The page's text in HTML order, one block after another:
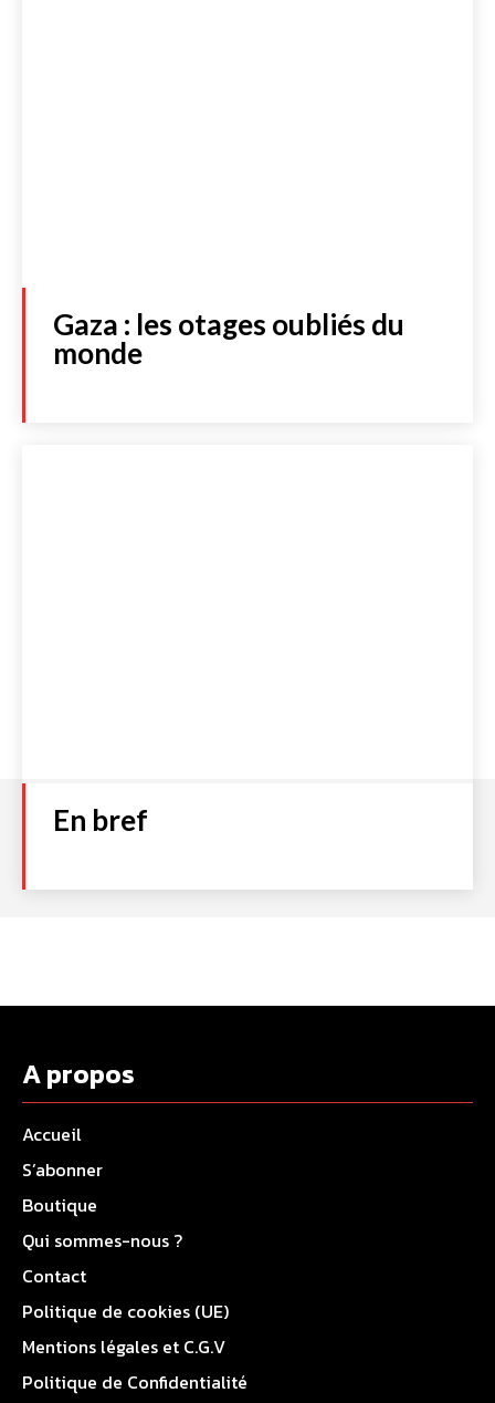
Gaza : les otages oubliés du
monde
En bref
A propos
Accueil
S’abonner
Boutique
Qui sommes-nous ?
Contact
Politique de cookies (UE)
Mentions légales et C.G.V
Politique de Confidentialité